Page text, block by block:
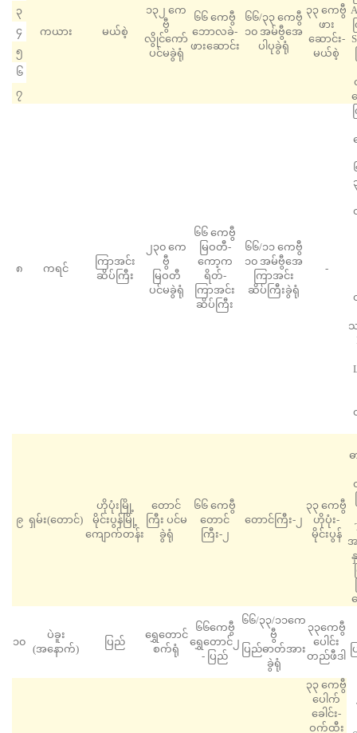
ကယား မယ်စဲ့
၁၃၂ ကေ
ဗွီ
လွိုင်ကော်
ပင်မခွဲရုံ
၆၆ ကေဗွီ
ဘောလခဲ-
ဖားဆောင်း
၆၆/၃၃ ကေဗွီ
၁၀ အမ်ဗွီအေ
ပါပုခွဲရုံ
၃၃ ကေဗွီ
ဖား
ဆောင်း-
မယ်စဲ့
၃
၄
၅
၆
၇
၈ ကရင်
ကြာအင်း
ဆိပ်ကြီး
၂၃၀ ကေ
ဗွီ
မြဝတီ
ပင်မခွဲရုံ
၆၆ ကေဗွီ
မြဝတီ-
ကော့က
ရိတ်-
ကြာအင်း
ဆိပ်ကြီး
၆၆/၁၁ ကေဗွီ
၁၀ အမ်ဗွီအေ
ကြာအင်း
ဆိပ်ကြီးခွဲရုံ
-
၉ ရှမ်း(တောင်)
ဟိုပုံးမြို့
မိုင်းပွန်မြို့
ကျောက်တန်း
‌တောင်
ကြီး ပင်မ
ခွဲရုံ
၆၆ ကေဗွီ
တောင်
ကြီး-၂
တောင်ကြီး-၂
၃၃ ကေဗွီ
ဟိုပုံး-
မိုင်းပွန်
အ
၁၀
ပဲခူး
(အနောက်)
ပြည်
‌ရွှေတောင်
စက်ရုံ
၆၆ကေဗွီ
ရွှေတောင်၂
- ပြည်
၆၆/၃၃/၁၁ကေ
ဗွီ
ပြည်ဓာတ်အား
ခွဲရုံ
၃၃ကေဗွီ
ပေါင်း
တည်ဖီဒါ
၃၃ ကေဗွီ
ပေါက်
ခေါင်း-
ဝက်ထီး